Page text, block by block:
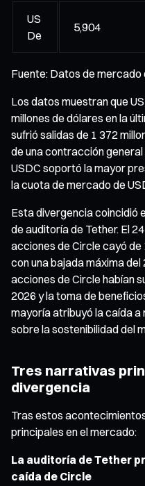
US
De
5,904
Fuente: Datos de mercado
Los datos muestran que
millones de dólares en la
sufrió salidas de 1 372
de una contracción
USDC soportó la mayor
la cuota de mercado de
Esta divergencia coincidió
de auditoría de Tether. El
acciones de Circle cayó de
con una bajada máxima del
acciones de Circle habían
2026 y la toma de
mayoría atribuyó la caída a
sobre la sostenibilidad del
Tres narrativas
divergencia
Tras estos
principales en el mercado:
La auditoría de Tether
caída de Circle